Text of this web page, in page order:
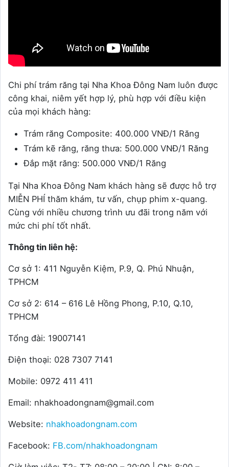
Chi phí trám răng tại Nha Khoa Đông Nam luôn được
công khai, niêm yết hợp lý, phù hợp với điều kiện
của mọi khách hàng:
Trám răng Composite: 400.000 VNĐ/1 Răng
Trám kẽ răng, răng thưa: 500.000 VNĐ/1 Răng
Đắp mặt răng: 500.000 VNĐ/1 Răng
Tại Nha Khoa Đông Nam khách hàng sẽ được hỗ trợ
MIỄN PHÍ thăm khám, tư vấn, chụp phim x-quang.
Cùng với nhiều chương trình ưu đãi trong năm với
mức chi phí tốt nhất.
Thông tin liên hệ:
Cơ sở 1: 411 Nguyễn Kiệm, P.9, Q. Phú Nhuận,
TPHCM
Cơ sở 2: 614 – 616 Lê Hồng Phong, P.10, Q.10,
TPHCM
Tổng đài: 19007141
Điện thoại: 028 7307 7141
Mobile: 0972 411 411
Email: nhakhoadongnam@gmail.com
Website: nhakhoadongnam.com
Facebook: FB.com/nhakhoadongnam